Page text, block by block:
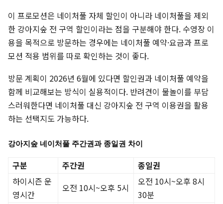
이 프로모션은 네이처풀 자체 할인이 아니라 네이처풀을 제외
한 강아지숲 전 구역 할인이라는 점을 구분해야 한다. 수영장 이
용을 목적으로 방문하는 경우에는 네이처풀 예약·요금과 프로
모션 적용 범위를 따로 확인하는 것이 좋다.
방문 계획이 2026년 6월에 있다면 할인권과 네이처풀 예약을
함께 비교해보는 방식이 실용적이다. 반려견이 물놀이를 부담
스러워한다면 네이처풀 대신 강아지숲 전 구역 이용권을 활용
하는 선택지도 가능하다.
강아지숲 네이처풀 주간권과 종일권 차이
구분 주간권
종일권
하이시즌 운
영시간
오전 10시~오후 5시
오전 10시~오후 8시
30분